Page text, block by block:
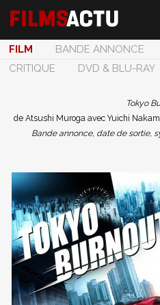
FILM BANDE ANNONCE
CRITIQUE
DVD & BLU-RAY
Tokyo
de Atsushi Muroga avec Yuichi
Bande annonce, date de sortie,